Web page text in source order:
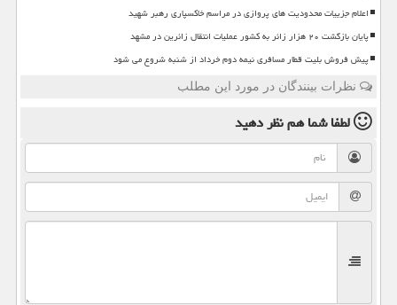
اعلام جزییات محدودیت های پروازی در مراسم خاکسپاری رهبر شهید
پایان بازگشت ۲۰ هزار زائر به کشور عملیات انتقال زائرین در مشهد
پیش فروش بلیت قطار مسافری نیمه دوم خرداد از شنبه شروع می شود
نظرات بینندگان در مورد این مطلب
لطفا شما همنظر دهید